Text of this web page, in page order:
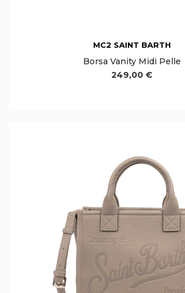
MC2 SAINT BARTH
Borsa Vanity Midi Pelle
249,00 €